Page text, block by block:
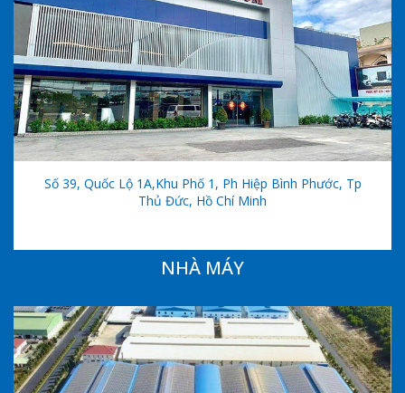
Số 39, Quốc Lộ 1A,khu Phố 1, Ph Hiệp Bình Phước, Tp
Thủ Đức, Hồ Chí Minh
NHÀ MÁY